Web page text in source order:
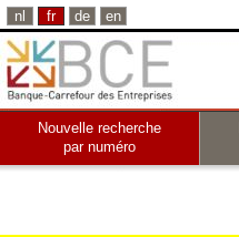
nl fr de en
Nouvelle recherche
par numéro